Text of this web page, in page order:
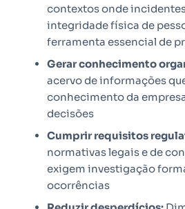
contextos onde
integridade física de
ferramenta essencial de
Gerar conhecimento
acervo de informações
conhecimento da
decisões
Cumprir requisitos
normativas legais e de
exigem investigação
ocorrências